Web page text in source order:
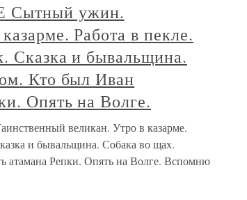
ужин.
Работа в пекле.
Сказка и бывальщина.
Кто был Иван
Опять на Волге.
великан. Утро в казарме.
и бывальщина. Собака во щах.
атамана Репки. Опять на Волге. Вспомню